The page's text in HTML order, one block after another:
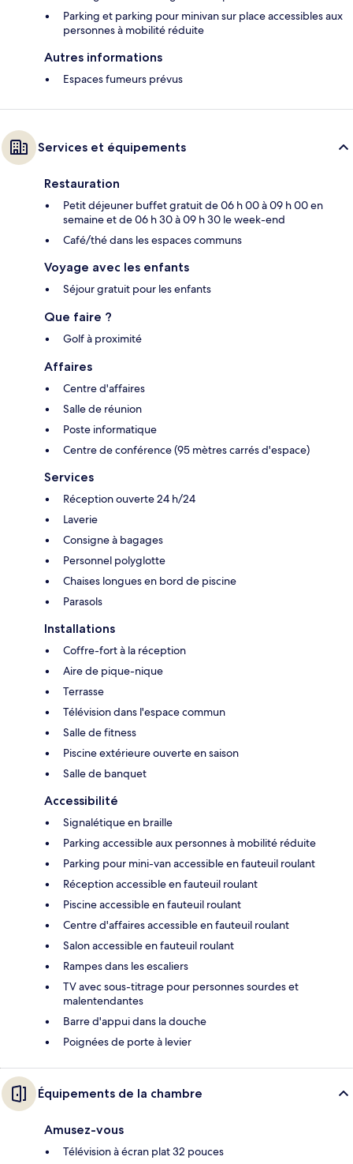
Parking et parking pour minivan sur place accessibles aux
personnes à mobilité réduite
Autres informations
Espaces fumeurs prévus
Services et équipements
Restauration
Petit déjeuner buffet gratuit de 06 h 00 à 09 h 00 en
semaine et de 06 h 30 à 09 h 30 le week-end
Café/thé dans les espaces communs
Voyage avec les enfants
Séjour gratuit pour les enfants
Que faire ?
Golf à proximité
Affaires
Centre d'affaires
Salle de réunion
Poste informatique
Centre de conférence (95 mètres carrés d'espace)
Services
Réception ouverte 24 h/24
Laverie
Consigne à bagages
Personnel polyglotte
Chaises longues en bord de piscine
Parasols
Installations
Coffre-fort à la réception
Aire de pique-nique
Terrasse
Télévision dans l'espace commun
Salle de fitness
Piscine extérieure ouverte en saison
Salle de banquet
Accessibilité
Signalétique en braille
Parking accessible aux personnes à mobilité réduite
Parking pour mini-van accessible en fauteuil roulant
Réception accessible en fauteuil roulant
Piscine accessible en fauteuil roulant
Centre d'affaires accessible en fauteuil roulant
Salon accessible en fauteuil roulant
Rampes dans les escaliers
TV avec sous-titrage pour personnes sourdes et
malentendantes
Barre d'appui dans la douche
Poignées de porte à levier
Équipements de la chambre
Amusez-vous
Télévision à écran plat 32 pouces